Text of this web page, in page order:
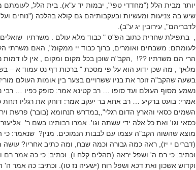
יותר מבית הלל ("מחדדי טפי", יבמות יד ע"א). בית הלל,
שיש בה צניעות ומעשיות ובעקבותיהם גם קולא בהלכה ("נוחים
לדבריהם", עירובין יג ע"ב).
, בתפילת שחרית כתוב הפ"ס " כבוד מלא עולם . משרתיו שואלים
לעומתם: משבחים ואומרים, ברוך כבוד יי ממקומ", האם משרתי
הרי הם משרתיו ??! ,הקב"ה שוכן בכל מקום ומקום , אין לו
מלאך , מה שכן ידוע הוא על פי מסכת " ברכות דף נט עמוד א –
בשעה שהקב"ה זוכר את בניו ששרויים בצער בין אומות העולם
נשמע מסוף העולם ועד סופו … רב קטינא אמר: סופק כפיו …
אמרי: בועט ברקיע … רב אחא בר יעקב אמר: דוחק את רגליו
השמים כסאי והארץ הדום רגלי",,במדרש תנחומא (בובר) פרשת
כסאי וגו' ואת כל אלה ידי עשתה וגו'. אמרו רבותינו בשם ר'
מוצא שהשוה הקב"ה עצמו עם לבבות הנמוכים. מנין? שנאמר: כי
(דברים י יז), ראה כמה גבורה וכמה שבח, ומה כתיב אחריו?
וכתיב: כי רם ה' ושפל יראה (תהלים קלח ו). וכתיב: כי כה אמר רם
וקדוש אשכון ואת דכא ושפל רוח (ישעיה נז טו). וכתיב: כה אמר ה'